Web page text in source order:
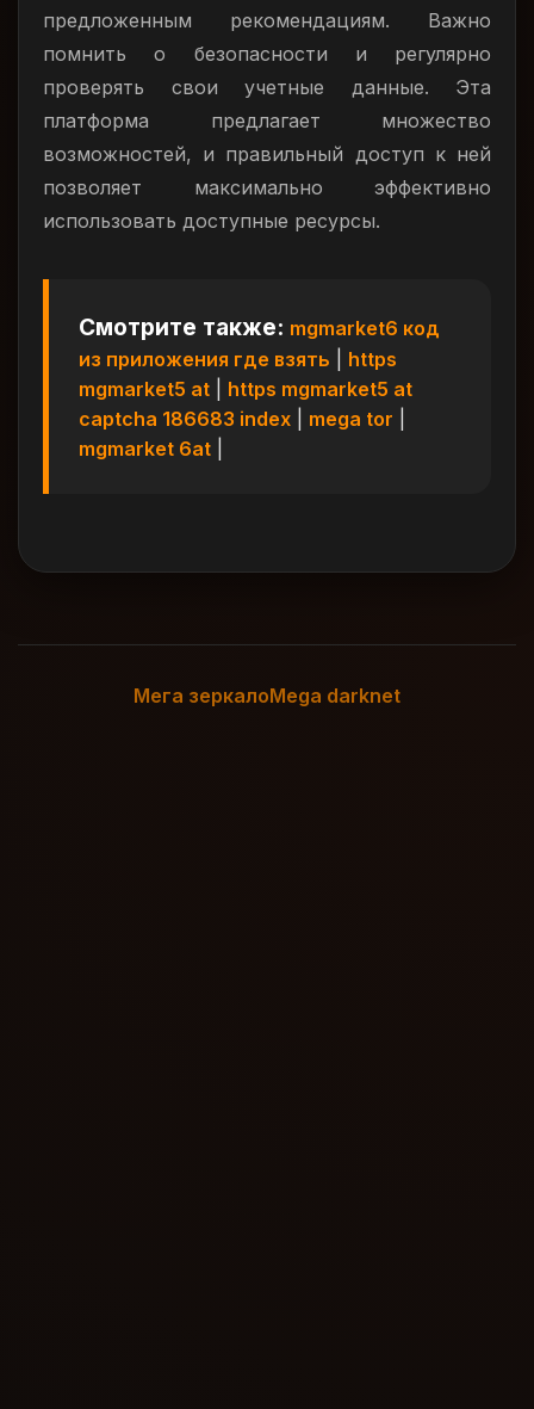
предложенным рекомендациям. Важно
помнить о безопасности и регулярно
проверять свои учетные данные. Эта
платформа предлагает множество
возможностей, и правильный доступ к ней
позволяет максимально эффективно
использовать доступные ресурсы.
Смотрите также: mgmarket6 код
из приложения где взять
https
mgmarket5 at
https mgmarket5 at
captcha 186683 index
mega tor
mgmarket 6at
Мега зеркалоMega darknet